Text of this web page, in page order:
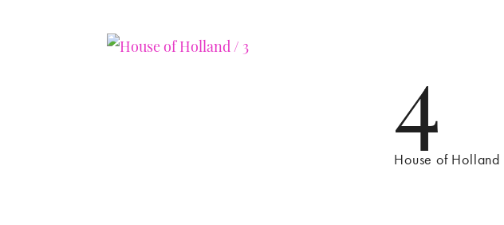
4
House of Holland